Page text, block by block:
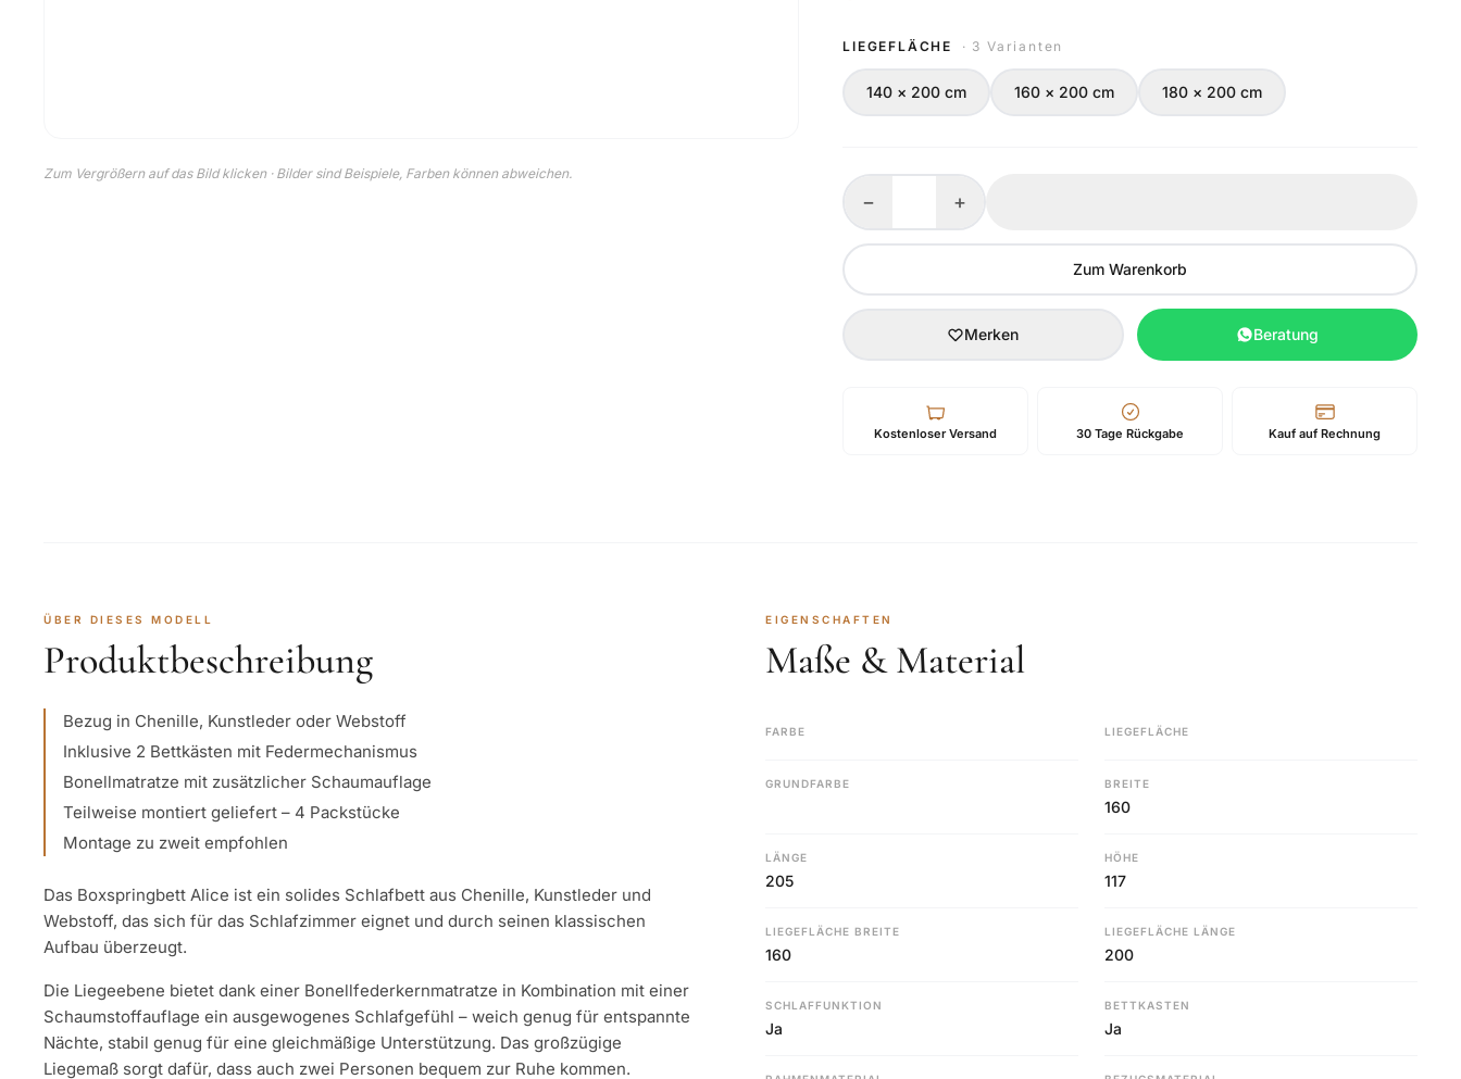
Zum Vergrößern auf das Bild klicken · Bilder sind Beispiele, Farben können abweichen.
LIEGEFLÄCHE · 3 Varianten
140 × 200 cm 160 × 200 cm 180 × 200 cm
− +
Zum Warenkorb
Merken Beratung
Kostenloser Versand 30 Tage Rückgabe Kauf auf Rechnung
ÜBER DIESES MODELL
Produktbeschreibung
Bezug in Chenille, Kunstleder oder Webstoff
Inklusive 2 Bettkästen mit Federmechanismus
Bonellmatratze mit zusätzlicher Schaumauflage
Teilweise montiert geliefert – 4 Packstücke
Montage zu zweit empfohlen
Das Boxspringbett Alice ist ein solides Schlafbett aus Chenille, Kunstleder und
Webstoff, das sich für das Schlafzimmer eignet und durch seinen klassischen
Aufbau überzeugt.
Die Liegeebene bietet dank einer Bonellfederkernmatratze in Kombination mit einer
Schaumstoffauflage ein ausgewogenes Schlafgefühl – weich genug für entspannte
Nächte, stabil genug für eine gleichmäßige Unterstützung. Das großzügige
Liegemaß sorgt dafür, dass auch zwei Personen bequem zur Ruhe kommen.
EIGENSCHAFTEN
Maße & Material
FARBE LIEGEFLÄCHE
GRUNDFARBE BREITE
160
LÄNGE
205
HÖHE
117
LIEGEFLÄCHE BREITE
160
LIEGEFLÄCHE LÄNGE
200
SCHLAFFUNKTION
Ja
BETTKASTEN
Ja